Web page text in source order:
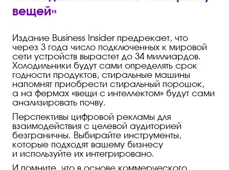
вещей»
Издание Business Insider предрекает, что
через 3 года число подключенных к мировой
сети устройств вырастет до 34 миллиардов.
Холодильники будут сами определять срок
годности продуктов, стиральные машины
напомнят приобрести стиральный порошок,
а на фермах «вещи с интеллектом» будут сами
анализировать почву.
Перспективы цифровой рекламы для
взаимодействия с целевой аудиторией
безграничны. Выбирайте инструменты,
которые подходят вашему бизнесу
и используйте их интегрировано.